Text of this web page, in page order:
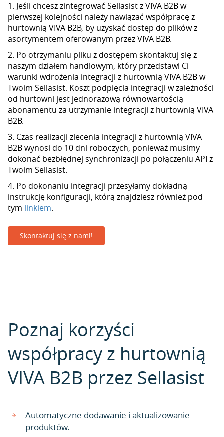
1. Jeśli chcesz zintegrować Sellasist z VIVA B2B w
pierwszej kolejności należy nawiązać współpracę z
hurtownią VIVA B2B, by uzyskać dostęp do plików z
asortymentem oferowanym przez VIVA B2B.
2. Po otrzymaniu pliku z dostępem skontaktuj się z
naszym działem handlowym, który przedstawi Ci
warunki wdrożenia integracji z hurtownią VIVA B2B w
Twoim Sellasist. Koszt podpięcia integracji w zależności
od hurtowni jest jednorazową równowartością
abonamentu za utrzymanie integracji z hurtownią VIVA
B2B.
3. Czas realizacji zlecenia integracji z hurtownią VIVA
B2B wynosi do 10 dni roboczych, ponieważ musimy
dokonać bezbłędnej synchronizacji po połączeniu API z
Twoim Sellasist.
4. Po dokonaniu integracji przesyłamy dokładną
instrukcję konfiguracji, którą znajdziesz również pod
tym linkiem.
Skontaktuj się z nami!
Poznaj korzyści
współpracy z hurtownią
VIVA B2B przez Sellasist
Automatyczne dodawanie i aktualizowanie
produktów.